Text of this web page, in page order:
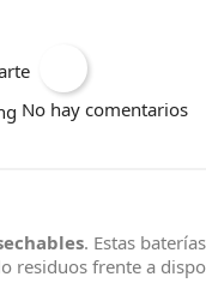
No hay comentarios
. Estas
residuos frente a